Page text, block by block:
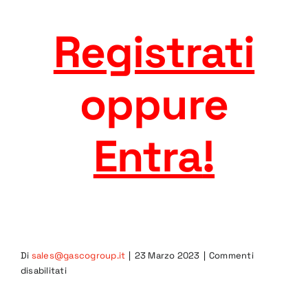
Registrati
oppure
Entra!
Di sales@gascogroup.it | 23 Marzo 2023 | Commenti
disabilitatisu